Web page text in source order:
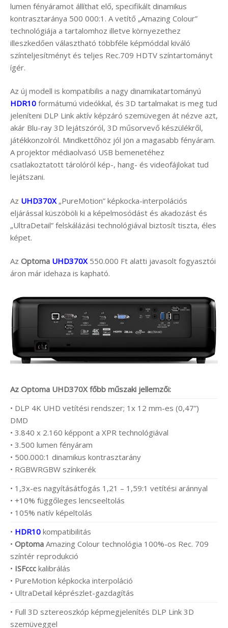
lumen fényáramot állíthat elő, specifikált dinamikus
kontrasztaránya 500 000:1. A vetítő „Amazing Colour”
technológiája a tartalomhoz illetve környezethez
illeszkedően választható többféle képmóddal kiváló
színteljesítményt és teljes Rec.709 HDTV színtartományt
ígér.
Az új modell is kompatibilis a nagy dinamikatartományú
HDR10 formátumú videókkal, és 3D tartalmakat is meg tud
jeleníteni DLP Link aktív képzáró szemüvegen át nézve azt,
akár Blu-ray 3D lejátszóról, 3D műsorvevő készülékről,
játékkonzolról. Mindkettőhöz jól jön a magasabb fényáram.
A projektor médiaolvasó USB bemenetéhez
csatlakoztatott tárolóról kép-, hang- és videofájlokat tud
lejátszani.
Az UHD370X „PureMotion” képkocka-interpolációs
eljárással küszöböli ki a képelmosódást és akadozást és
„UltraDetail” felskálázási technológiával biztosít tiszta, éles
képet.
Az Optoma UHD370X550.000 Ft alatti javasolt fogyasztói
áron már idehaza is kapható.
Az Optoma UHD370X főbb műszaki jellemzői:
• DLP 4K UHD vetítési rendszer; 1x 12 mm-es (0,47”)
DMD
• 3.840 x 2.160 képpont a XPR technológiával
• 3.500 lumen fényáram
• 500.000:1 dinamikus kontrasztarány
• RGBWRGBW színkerék
• 1,3x-es nagyításátfogás 1,21 – 1,59:1 vetítési aránnyal
• +10% függőleges lencseeltolás
• 105% natív képeltolás
• HDR10 kompatibilitás
• Optoma Amazing Colour technológia 100%-os Rec. 709
színtér reprodukció
• ISFccc kalibrálás
• PureMotion képkocka interpoláció
• UltraDetail képrészlet-gazdagítás
• Full 3D sztereoszkóp képmegjelenítés DLP Link 3D
szemüveggel